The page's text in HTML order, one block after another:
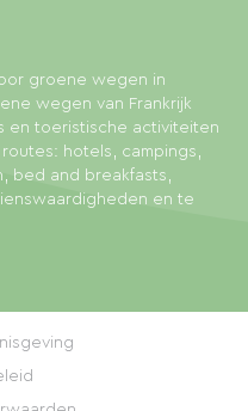
groene wegen in
wegen van Frankrijk
en toeristische activiteiten
hotels, campings,
bed and breakfasts,
en te